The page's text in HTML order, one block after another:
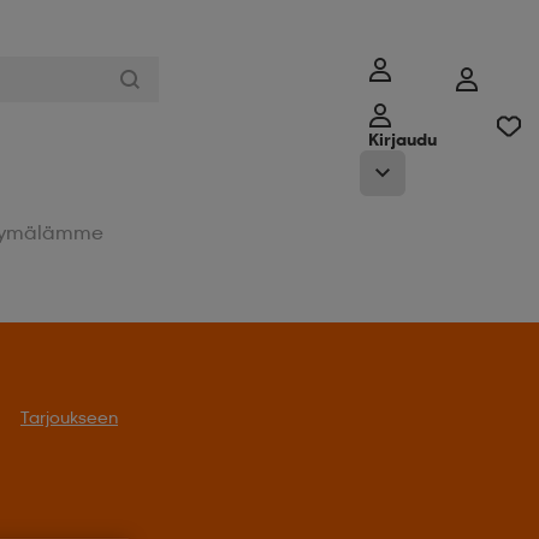
Kirjaudu
Tarjoukseen